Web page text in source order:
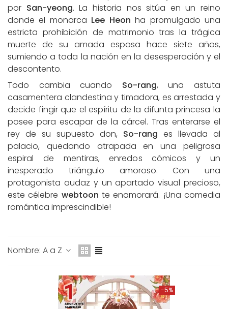
por San-yeong. La historia nos sitúa en un reino
donde el monarca Lee Heon ha promulgado una
estricta prohibición de matrimonio tras la trágica
muerte de su amada esposa hace siete años,
sumiendo a toda la nación en la desesperación y el
descontento.
Todo cambia cuando So-rang, una astuta
casamentera clandestina y timadora, es arrestada y
decide fingir que el espíritu de la difunta princesa la
posee para escapar de la cárcel. Tras enterarse el
rey de su supuesto don, So-rang es llevada al
palacio, quedando atrapada en una peligrosa
espiral de mentiras, enredos cómicos y un
inesperado triángulo amoroso. Con una
protagonista audaz y un apartado visual precioso,
este célebre webtoon te enamorará. ¡Una comedia
romántica imprescindible!
Nombre: A a Z
-5%